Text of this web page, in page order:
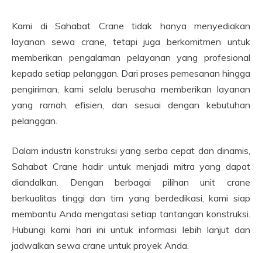
Kami di Sahabat Crane tidak hanya menyediakan
layanan sewa crane, tetapi juga berkomitmen untuk
memberikan pengalaman pelayanan yang profesional
kepada setiap pelanggan. Dari proses pemesanan hingga
pengiriman, kami selalu berusaha memberikan layanan
yang ramah, efisien, dan sesuai dengan kebutuhan
pelanggan.
Dalam industri konstruksi yang serba cepat dan dinamis,
Sahabat Crane hadir untuk menjadi mitra yang dapat
diandalkan. Dengan berbagai pilihan unit crane
berkualitas tinggi dan tim yang berdedikasi, kami siap
membantu Anda mengatasi setiap tantangan konstruksi.
Hubungi kami hari ini untuk informasi lebih lanjut dan
jadwalkan sewa crane untuk proyek Anda.